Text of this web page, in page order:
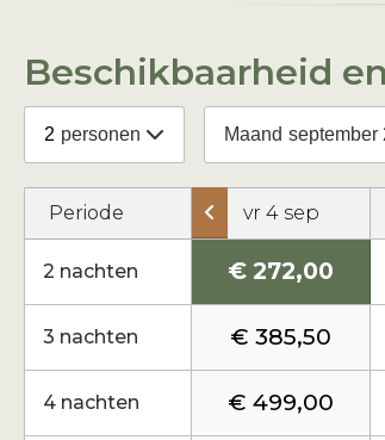
Beschikbaarheid
2 personen Maand september
Periode
2 nachten
3 nachten
4 nachten
vr 4 sep
€ 272,00
€ 385,50
€ 499,00